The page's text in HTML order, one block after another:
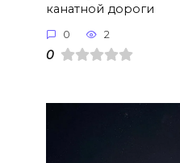
канатной дороги
0 2
0